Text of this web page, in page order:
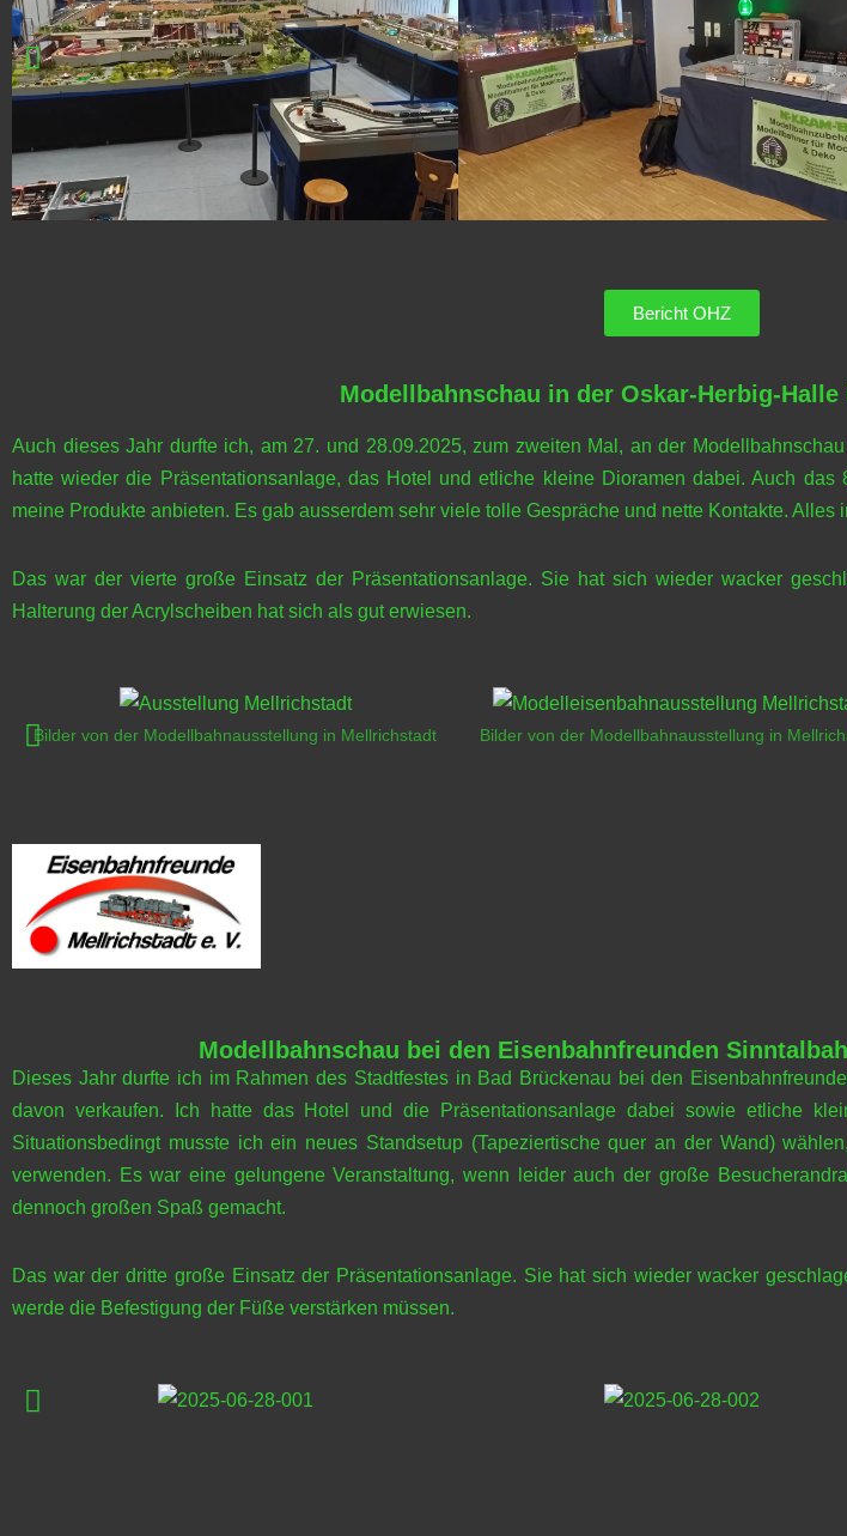
Bericht OHZ
Modellbahnschau in der Oskar-Herbig-
Auch dieses Jahr durfte ich, am 27. und 28.09.2025, zum zweiten Mal, an der
hatte wieder die Präsentationsanlage, das Hotel und etliche kleine Dioramen dabei. Auch
meine Produkte anbieten. Es gab ausserdem sehr viele tolle Gespräche und nette Kontakte. Alles
Das war der vierte große Einsatz der Präsentationsanlage. Sie hat sich wieder wacker
Halterung der Acrylscheiben hat sich als gut erwiesen.
Bilder von der Modellbahnausstellung in Mellrichstadt Bilder von der Modellbahnausstellung in
Modellbahnschau bei den Eisenbahnfreunden
Dieses Jahr durfte ich im Rahmen des Stadtfestes in Bad Brückenau bei den
davon verkaufen. Ich hatte das Hotel und die Präsentationsanlage dabei sowie etliche
Situationsbedingt musste ich ein neues Standsetup (Tapeziertische quer an der Wand)
verwenden. Es war eine gelungene Veranstaltung, wenn leider auch der große
dennoch großen Spaß gemacht.
Das war der dritte große Einsatz der Präsentationsanlage. Sie hat sich wieder wacker
werde die Befestigung der Füße verstärken müssen.